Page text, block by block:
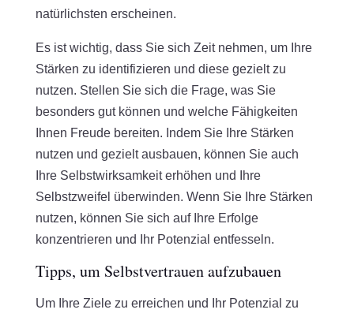
natürlichsten erscheinen.
Es ist wichtig, dass Sie sich Zeit nehmen, um Ihre
Stärken zu identifizieren und diese gezielt zu
nutzen. Stellen Sie sich die Frage, was Sie
besonders gut können und welche Fähigkeiten
Ihnen Freude bereiten. Indem Sie Ihre Stärken
nutzen und gezielt ausbauen, können Sie auch
Ihre Selbstwirksamkeit erhöhen und Ihre
Selbstzweifel überwinden. Wenn Sie Ihre Stärken
nutzen, können Sie sich auf Ihre Erfolge
konzentrieren und Ihr Potenzial entfesseln.
Tipps, um Selbstvertrauen aufzubauen
Um Ihre Ziele zu erreichen und Ihr Potenzial zu